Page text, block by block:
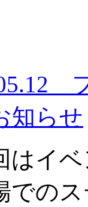
知らせ
はイ
での